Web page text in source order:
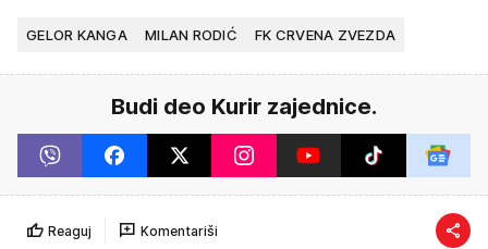
GELOR KANGA MILAN RODIĆ FK CRVENA ZVEZDA
Budi deo Kurir zajednice.
Reaguj Komentariši